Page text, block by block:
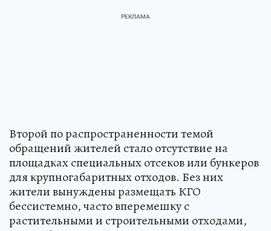
Второй по распространенности темой
обращений жителей стало отсутствие на
площадках специальных отсеков или бункеров
для крупногабаритных отходов. Без них
жители вынуждены размещать КГО
бессистемно, часто вперемешку с
растительными и строительными отходами,